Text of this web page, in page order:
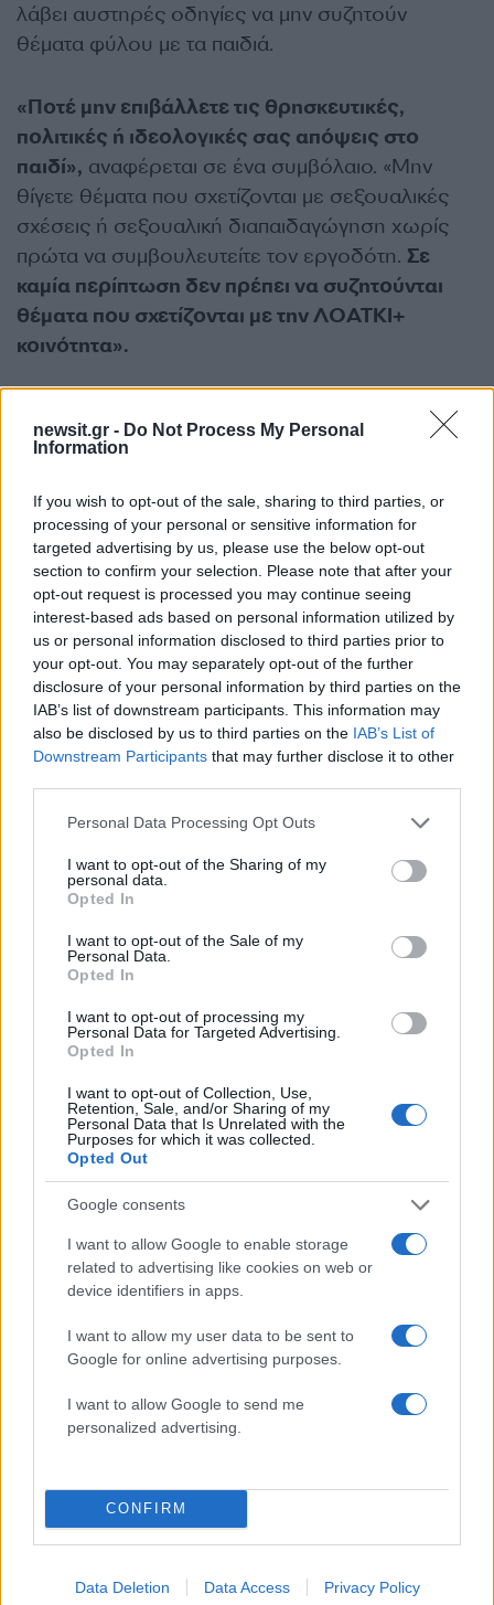
newsit.gr - Do Not Process My Personal
Information
If you wish to opt-out of the sale, sharing to third parties, or
processing of your personal or sensitive information for
targeted advertising by us, please use the below opt-out
section to confirm your selection. Please note that after your
opt-out request is processed you may continue seeing
interest-based ads based on personal information utilized by
us or personal information disclosed to third parties prior to
your opt-out. You may separately opt-out of the further
disclosure of your personal information by third parties on the
IAB’s list of downstream participants. This information may
also be disclosed by us to third parties on the IAB’s List of
Downstream Participants that may further disclose it to other
Please note that this website/app uses one or more Google
not limited to your visit or usage behaviour. You may click to
grant or deny consent to Google and its third-party tags to
use your data for below specified purposes in below Google
consent section.
Personal Data Processing Opt Outs
I want to opt-out of the Sharing of my
personal data.
Opted In
I want to opt-out of the Sale of my
Personal Data.
Opted In
I want to opt-out of processing my
Personal Data for Targeted Advertising.
Opted In
I want to opt-out of Collection, Use,
Retention, Sale, and/or Sharing of my
Personal Data that Is Unrelated with the
Purposes for which it was collected.
Opted Out
Google consents
I want to allow Google to enable storage
related to advertising like cookies on web or
device identifiers in apps.
I want to allow my user data to be sent to
Google for online advertising purposes.
I want to allow Google to send me
personalized advertising.
CONFIRM
Data Deletion Data Access Privacy Policy
λάβει αυστηρές οδηγίες να μην συζητούν
θέματα φύλου με τα παιδιά.
«Ποτέ μην επιβάλλετε τις θρησκευτικές,
πολιτικές ή ιδεολογικές σας απόψεις στο
παιδί», αναφέρεται σε ένα συμβόλαιο. «Μην
θίγετε θέματα που σχετίζονται με σεξουαλικές
σχέσεις ή σεξουαλική διαπαιδαγώγηση χωρίς
πρώτα να συμβουλευτείτε τον εργοδότη. Σε
καμία περίπτωση δεν πρέπει να συζητούνται
θέματα που σχετίζονται με την ΛΟΑΤΚΙ+
κοινότητα».
Οι εργαζόμενοι διαμένουν στις εγκαταστάσεις
της εξοχικής κατοικίας του Πούτιν και υπόκεινται
τους. Είναι επίσης υποχρεωμένοι να δίνουν
καθημερινά αναφορές.
Ο Ιβάν φέρεται να έφτιαξε επίσης μια
χριστουγεννιάτικη κάρτα για τον Πούτιν και την
Καμπάεβα στις 25 Δεκεμβρίου του 2018,
σύμφωνα με τα έγγραφα που επικαλείται η
Systema. Σε μια άλλη περίπτωση την ίδια χρονιά,
μια γκουβερνάντα κατηγορήθηκε ότι δεν
καθάρισε τον Ιβάν αφού είχε πάει στην τουαλέτα.
Σχόλια
Αν τα χάσατε
κατηγορείται για
συμμετοχή στην τραγωδία
Ιράν θα τελειώσει